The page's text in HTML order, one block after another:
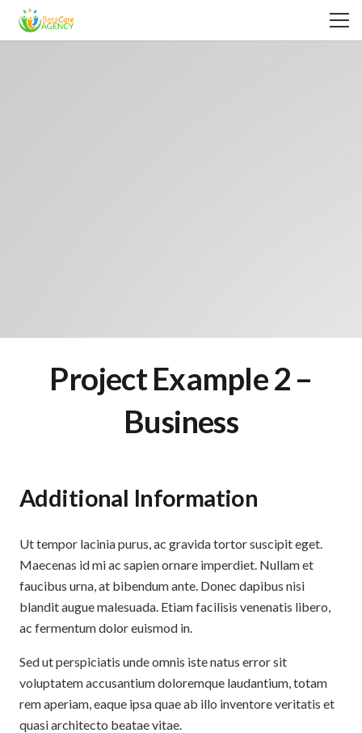
Project Example 2 –
Business
Additional Information
Ut tempor lacinia purus, ac gravida tortor suscipit eget.
Maecenas id mi ac sapien ornare imperdiet. Nullam et
faucibus urna, at bibendum ante. Donec dapibus nisi
blandit augue malesuada. Etiam facilisis venenatis libero,
ac fermentum dolor euismod in.
Sed ut perspiciatis unde omnis iste natus error sit
voluptatem accusantium doloremque laudantium, totam
rem aperiam, eaque ipsa quae ab illo inventore veritatis et
quasi architecto beatae vitae.